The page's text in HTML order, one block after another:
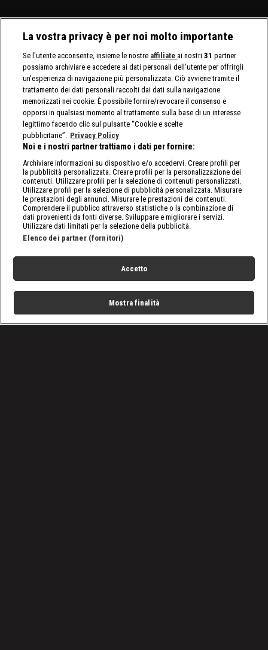
La vostra privacy è per noi molto importante
Se l'utente acconsente, insieme le nostre affiliate ai nostri31 partner
possiamo archiviare e accedere ai dati personali dell'utente per offrirgli
un'esperienza di navigazione più personalizzata. Ciò avviene tramite il
trattamento dei dati personali raccolti dai dati sulla navigazione
memorizzati nei cookie. È possibile fornire/revocare il consenso e
opporsi in qualsiasi momento al trattamento sulla base di un interesse
legittimo facendo clic sul pulsante “Cookie e scelte
pubblicitarie”. Privacy Policy
Noi e i nostri partner trattiamo i dati per fornire:
Archiviare informazioni su dispositivo e/o accedervi. Creare profili per
la pubblicità personalizzata. Creare profili per la personalizzazione dei
contenuti. Utilizzare profili per la selezione di contenuti personalizzati.
Utilizzare profili per la selezione di pubblicità personalizzata. Misurare
le prestazioni degli annunci. Misurare le prestazioni dei contenuti.
Comprendere il pubblico attraverso statistiche o la combinazione di
dati provenienti da fonti diverse. Sviluppare e migliorare i servizi.
Utilizzare dati limitati per la selezione della pubblicità.
Elenco dei partner (fornitori)
Accetto
Mostra finalità